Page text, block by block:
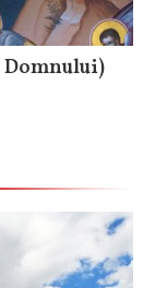
Domnului)